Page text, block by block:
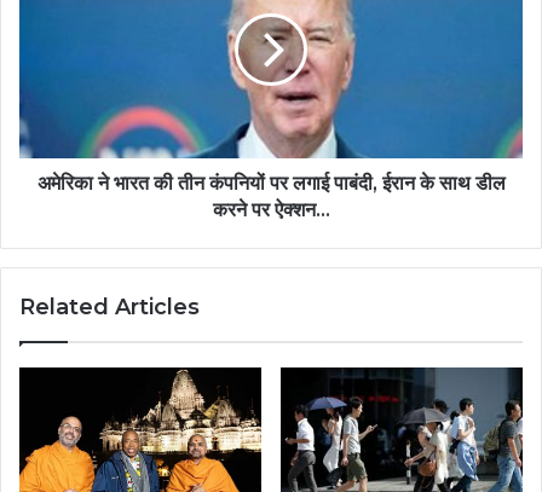
अमेरिका ने भारत की तीन कंपनियों पर लगाई पाबंदी, ईरान के साथ डील
करने पर ऐक्शन...
Related Articles